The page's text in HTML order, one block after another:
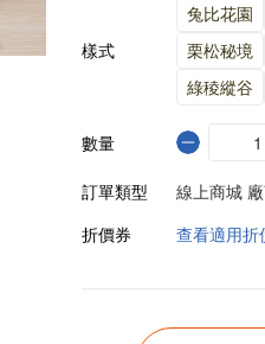
樣式
兔比花園
栗松秘境
綠稜縱谷
數量
訂單類型
線上商城
折價券
查看適用折